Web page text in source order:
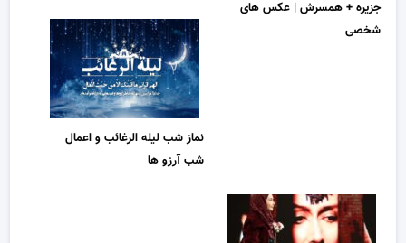
جزیره + همسرش | عکس های
شخصی
نماز شب لیله الرغائب و اعمال
شب آرزو ها